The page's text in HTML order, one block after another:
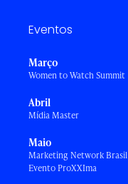
Eventos
Março
Women to Watch Summit
Abril
Mídia Master
Maio
Marketing Network Brasil
Evento ProXXIma